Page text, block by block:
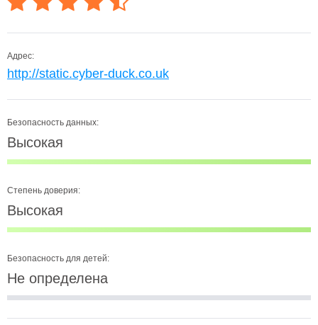
Адрес:
http://static.cyber-duck.co.uk
Безопасность данных:
Высокая
Степень доверия:
Высокая
Безопасность для детей:
Не определена